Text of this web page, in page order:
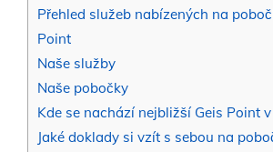
Přehled služeb nabízených na
Point
Naše služby
Naše pobočky
Kde se nachází nejbližší Geis Point
Jaké doklady si vzít s sebou na